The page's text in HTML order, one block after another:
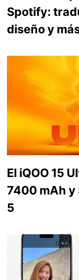
Spotify:
diseño y
El iQOO 15
7400 mAh y
5